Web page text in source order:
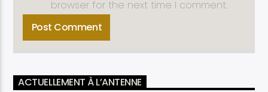
browser for the next time I comment.
ACTUELLEMENT À L’ANTENNE